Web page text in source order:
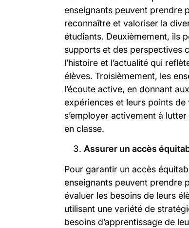
enseignants peuvent prendre
reconnaître et valoriser la
étudiants. Deuxièmement, ils
supports et des perspectives
l’histoire et l’actualité qui
élèves. Troisièmement, les
l’écoute active, en donnant
expériences et leurs points
s’employer activement à
en classe.
Assurer un accès
Pour garantir un accès
enseignants peuvent prendre
évaluer les besoins de leurs
utilisant une variété de
besoins d’apprentissage de